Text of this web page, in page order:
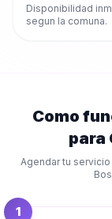
Disponibilidad
segun la comuna.
Como
para
Agendar tu
1